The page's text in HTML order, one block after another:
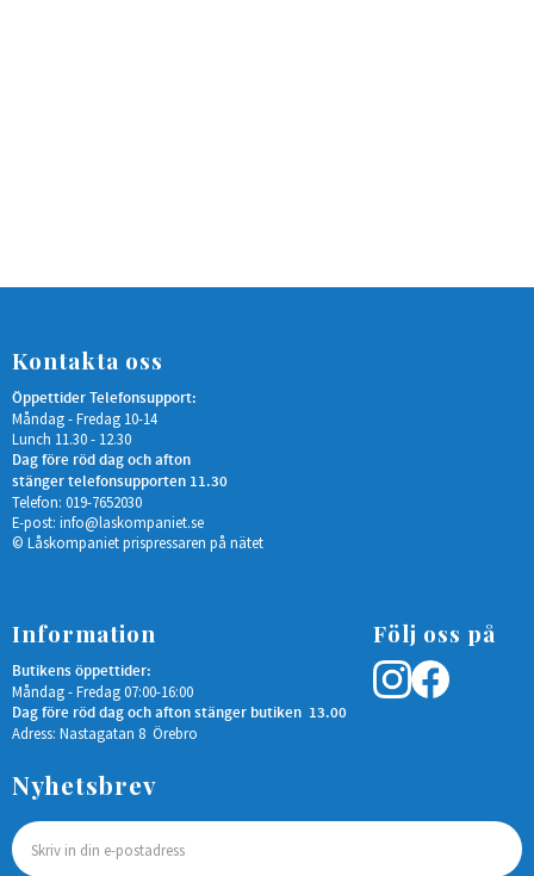
Kontakta oss
Öppettider Telefonsupport:
Måndag - Fredag 10-14
Lunch 11.30 - 12.30
Dag före röd dag och afton
stänger telefonsupporten 11.30
Telefon: 019-7652030
E-post: info@laskompaniet.se
© Låskompaniet prispressaren på nätet
Information
Butikens öppettider:
Måndag - Fredag 07:00-16:00
Dag före röd dag och afton stänger butiken 13.00
Adress: Nastagatan 8 Örebro
Följ oss på
Nyhetsbrev